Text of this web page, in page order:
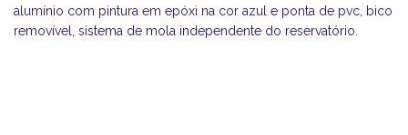
alumínio com pintura em epóxi na cor azul e ponta de pvc, bico
removível, sistema de mola independente do reservatório.